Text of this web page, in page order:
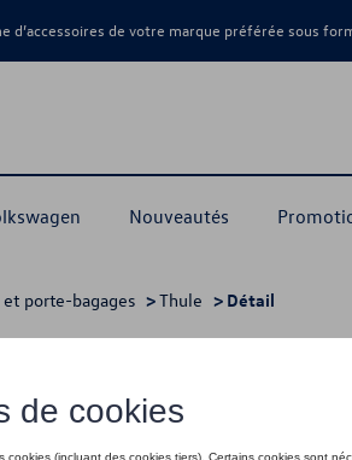
de votre marque préférée sous
Nouveautés
porte-bagages >Thule > Détail